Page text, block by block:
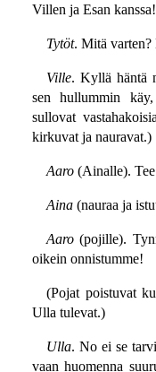
Villen ja Esan kanssa!
Tytöt. Mitä varten?
Ville. Kyllä häntä
sen hullummin
sullovat
kirkuvat ja nauravat.)
Aaro(Ainalle).
Aina(nauraa ja
Aaro(pojille).
oikein onnistumme!
(Pojat poistuvat
Ulla tulevat.)
Ulla. No ei se
vaan huomenna